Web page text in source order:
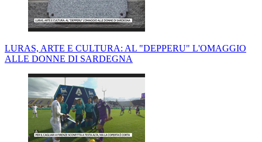
LURAS, ARTE E CULTURA: AL "DEPPERU" L'OMAGGIO
ALLE DONNE DI SARDEGNA